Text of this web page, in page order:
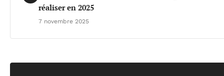
réaliser en 2025
7 novembre 2025